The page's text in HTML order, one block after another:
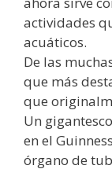
actividades
acuáticos.
De las
que más
que
Un
en el
órgano de